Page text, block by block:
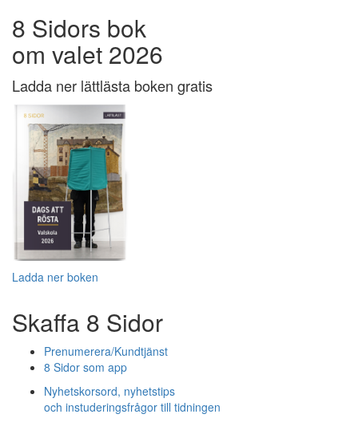
8 Sidors bok
om valet 2026
Ladda ner lättlästa boken gratis
Ladda ner boken
Skaffa 8 Sidor
Prenumerera/Kundtjänst
8 Sidor som app
Nyhetskorsord, nyhetstips
och instuderingsfrågor till tidningen